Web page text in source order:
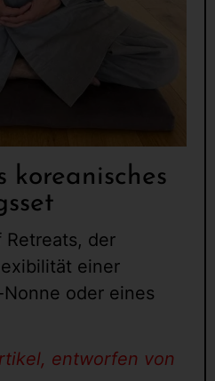
koreanisches
Retreats, der
einer
oder eines
entworfen von